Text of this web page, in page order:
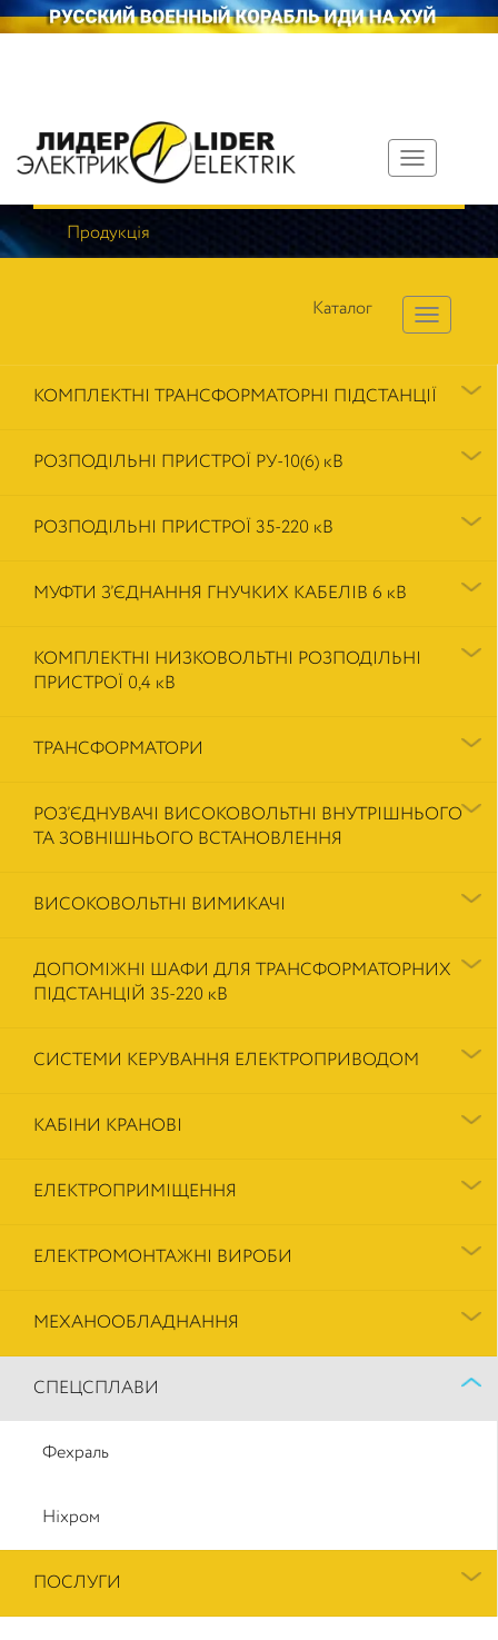
Toggle
navigation
Продукція
Каталог
КОМПЛЕКТНІ ТРАНСФОРМАТОРНІ ПІДСТАНЦІЇ
РОЗПОДІЛЬНІ ПРИСТРОЇ РУ-10(6) кВ
РОЗПОДІЛЬНІ ПРИСТРОЇ 35-220 кВ
МУФТИ З’ЄДНАННЯ ГНУЧКИХ КАБЕЛІВ 6 кВ
КОМПЛЕКТНІ НИЗКОВОЛЬТНІ РОЗПОДІЛЬНІ
ПРИСТРОЇ 0,4 кВ
ТРАНСФОРМАТОРИ
РОЗ’ЄДНУВАЧІ ВИСОКОВОЛЬТНІ ВНУТРІШНЬОГО
ТА ЗОВНІШНЬОГО ВСТАНОВЛЕННЯ
ВИСОКОВОЛЬТНІ ВИМИКАЧІ
ДОПОМІЖНІ ШАФИ ДЛЯ ТРАНСФОРМАТОРНИХ
ПІДСТАНЦІЙ 35-220 кВ
СИСТЕМИ КЕРУВАННЯ ЕЛЕКТРОПРИВОДОМ
КАБІНИ КРАНОВІ
ЕЛЕКТРОПРИМІЩЕННЯ
ЕЛЕКТРОМОНТАЖНІ ВИРОБИ
МЕХАНООБЛАДНАННЯ
СПЕЦСПЛАВИ
Фехраль
Ніхром
ПОСЛУГИ